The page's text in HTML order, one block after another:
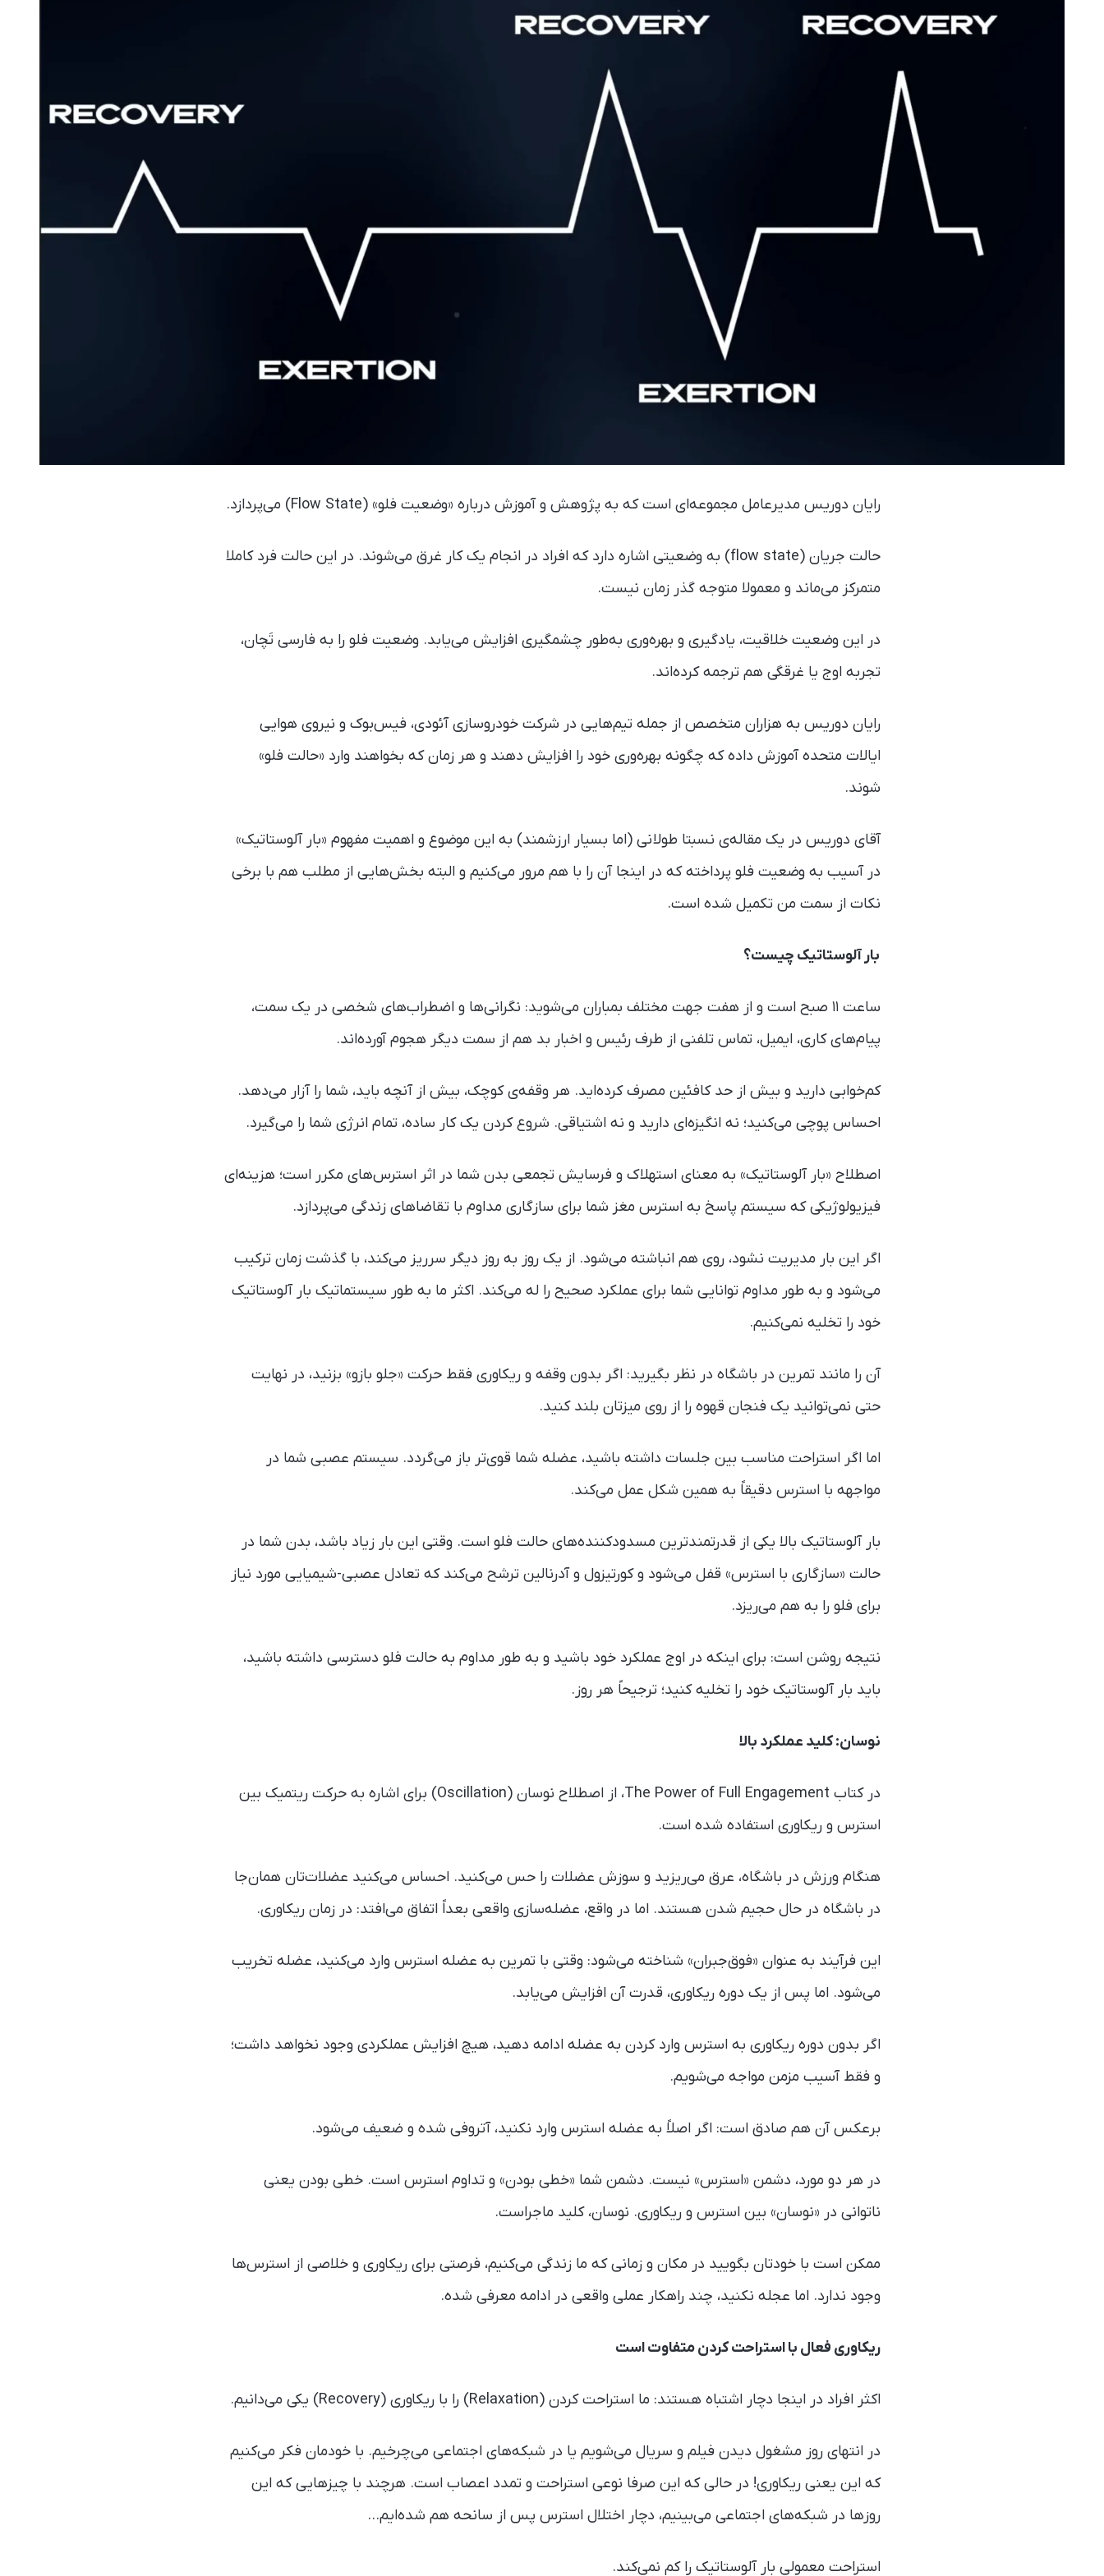
رایان دوریس مدیرعامل مجموعه‌ای است که به پژوهش و آموزش درباره «وضعیت فلو» (Flow State) می‌پردازد.
حالت جریان (flow state) به وضعیتی اشاره دارد که افراد در انجام یک کار غرق می‌شوند. در این حالت فرد کاملا
متمرکز می‌ماند و معمولا متوجه گذر زمان نیست.
در این وضعیت خلاقیت، یادگیری و بهره‌وری به‌طور چشمگیری افزایش می‌یابد. وضعیت فلو را به فارسی تَچان،
تجربه اوج یا غرقگی هم ترجمه‌ کرده‌اند.
رایان دوریس به هزاران متخصص از جمله تیم‌هایی در شرکت خودروسازی آئودی، فیس‌بوک و نیروی هوایی
ایالات متحده آموزش داده‌ که چگونه بهره‌وری خود را افزایش دهند و هر زمان که بخواهند وارد «حالت فلو»
شوند.
آقای دوریس در یک مقاله‌ی نسبتا طولانی (اما بسیار ارزشمند) به این موضوع و اهمیت مفهوم «بار آلوستاتیک»
در آسیب به وضعیت فلو پرداخته که در اینجا آن را با هم مرور می‌کنیم و البته بخش‌هایی از مطلب هم با برخی
نکات از سمت من تکمیل شده است.
بار آلوستاتیک چیست؟
ساعت ۱۱ صبح است و از هفت جهت مختلف بمباران می‌شوید: نگرانی‌ها و اضطراب‌های شخصی در یک سمت،
پیام‌های کاری، ایمیل، تماس تلفنی از طرف رئیس و اخبار بد هم از سمت دیگر هجوم آورده‌اند.
کم‌خوابی دارید و بیش از حد کافئین مصرف کرده‌اید. هر وقفه‌ی کوچک، بیش از آنچه باید، شما را آزار می‌دهد.
احساس پوچی می‌کنید؛ نه انگیزه‌ای دارید و نه اشتیاقی. شروع کردن یک کار ساده، تمام انرژی شما را می‌گیرد.
اصطلاح «بار آلوستاتیک» به معنای استهلاک و فرسایش تجمعی بدن شما در اثر استرس‌های مکرر است؛ هزینه‌ای
فیزیولوژیکی که سیستم پاسخ به استرس مغز شما برای سازگاری مداوم با تقاضاهای زندگی می‌پردازد.
اگر این بار مدیریت نشود، روی هم انباشته می‌شود. از یک روز به روز دیگر سرریز می‌کند، با گذشت زمان ترکیب
می‌شود و به طور مداوم توانایی شما برای عملکرد صحیح را له می‌کند. اکثر ما به طور سیستماتیک بار آلوستاتیک
خود را تخلیه نمی‌کنیم.
آن را مانند تمرین در باشگاه در نظر بگیرید: اگر بدون وقفه و ریکاوری فقط حرکت «جلو بازو» بزنید، در نهایت
حتی نمی‌توانید یک فنجان قهوه را از روی میزتان بلند کنید.
اما اگر استراحت مناسب بین جلسات داشته باشید، عضله شما قوی‌تر باز می‌گردد. سیستم عصبی شما در
مواجهه با استرس دقیقاً به همین شکل عمل می‌کند.
بار آلوستاتیک بالا یکی از قدرتمندترین مسدودکننده‌های حالت فلو است. وقتی این بار زیاد باشد، بدن شما در
حالت «سازگاری با استرس» قفل می‌شود و کورتیزول و آدرنالین ترشح می‌کند که تعادل عصبی-شیمیایی مورد نیاز
برای فلو را به هم می‌ریزد.
نتیجه روشن است: برای اینکه در اوج عملکرد خود باشید و به طور مداوم به حالت فلو دسترسی داشته باشید،
باید بار آلوستاتیک خود را تخلیه کنید؛ ترجیحاً هر روز.
نوسان: کلید عملکرد بالا
در کتاب The Power of Full Engagement، از اصطلاح نوسان (Oscillation) برای اشاره به حرکت ریتمیک بین
استرس و ریکاوری استفاده شده است.
هنگام ورزش در باشگاه، عرق می‌ریزید و سوزش عضلات را حس می‌کنید. احساس می‌کنید عضلات‌تان همان‌جا
در باشگاه در حال حجیم شدن هستند. اما در واقع، عضله‌سازی واقعی بعداً اتفاق می‌افتد: در زمان ریکاوری.
این فرآیند به عنوان «فوق‌جبران» شناخته می‌شود: وقتی با تمرین به عضله استرس وارد می‌کنید، عضله تخریب
می‌شود. اما پس از یک دوره ریکاوری، قدرت آن افزایش می‌یابد.
اگر بدون دوره ریکاوری به استرس وارد کردن به عضله ادامه دهید، هیچ افزایش عملکردی وجود نخواهد داشت؛
و فقط آسیب مزمن مواجه می‌شویم.
برعکس آن هم صادق است: اگر اصلاً به عضله استرس وارد نکنید، آتروفی شده و ضعیف می‌شود.
در هر دو مورد، دشمن «استرس» نیست. دشمن شما «خطی بودن» و تداوم استرس است. خطی بودن یعنی
ناتوانی در «نوسان» بین استرس و ریکاوری. نوسان، کلید ماجراست.
ممکن است با خودتان بگویید در مکان و زمانی که ما زندگی می‌کنیم، فرصتی برای ریکاوری و خلاصی از استرس‌ها
وجود ندارد. اما عجله نکنید، چند راهکار عملی واقعی در ادامه معرفی شده.
ریکاوری فعال با استراحت کردن متفاوت است
اکثر افراد در اینجا دچار اشتباه هستند: ما استراحت کردن (Relaxation) را با ریکاوری (Recovery) یکی می‌دانیم.
در انتهای روز مشغول دیدن فیلم و سریال می‌شویم یا در شبکه‌های اجتماعی می‌چرخیم. با خودمان فکر می‌کنیم
که این یعنی ریکاوری! در حالی که این صرفا نوعی استراحت و تمدد اعصاب است. هرچند با چیزهایی که این
روزها در شبکه‌های اجتماعی می‌بینیم، دچار اختلال استرس پس از سانحه هم شده‌ایم…
استراحت معمولی بار آلوستاتیک را کم نمی‌کند.